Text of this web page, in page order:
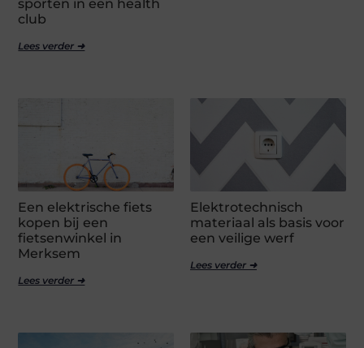
sporten in een health
club
Lees verder ➜
Een elektrische fiets
kopen bij een
fietsenwinkel in
Merksem
Lees verder ➜
Elektrotechnisch
materiaal als basis voor
een veilige werf
Lees verder ➜